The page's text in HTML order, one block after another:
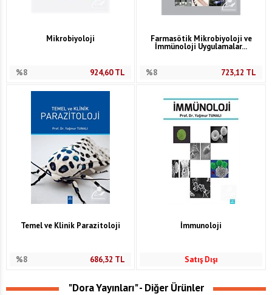
Mikrobiyoloji
%8 924,60TL
Farmasötik Mikrobiyoloji ve
İmmünoloji Uygulamalar...
%8 723,12 TL
Temel ve Klinik Parazitoloji
%8 686,32 TL
İmmunoloji
Satış Dışı
"Dora Yayınları" - Diğer Ürünler